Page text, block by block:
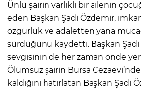
Ünlü şairin varlıklı bir ailenin
eden Başkan Şadi Özdemir,
özgürlük ve adaletten yana
sürdüğünü kaydetti. Başkan Şadi
sevgisinin de her zaman önde yer
Ölümsüz şairin Bursa
kaldığını hatırlatan Başkan Şadi